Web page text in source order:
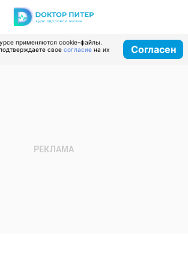
применяются cookie-файлы.
свое согласие на их
Согласен